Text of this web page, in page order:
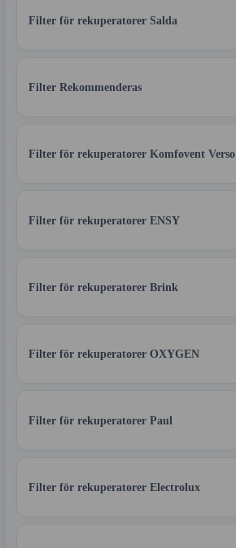
Filter för rekuperatorer Salda
Filter Rekommenderas
Filter för rekuperatorer Komfovent Verso
Filter för rekuperatorer ENSY
Filter för rekuperatorer Brink
Filter för rekuperatorer OXYGEN
Filter för rekuperatorer Paul
Filter för rekuperatorer Electrolux